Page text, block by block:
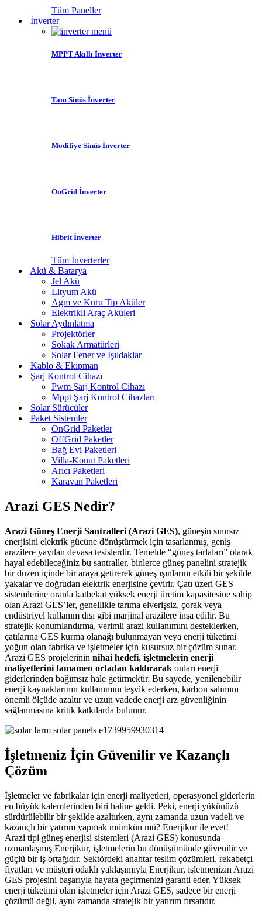
Tüm Paneller
İnverter
MPPT Akıllı İnverter
Tam Sinüs İnverter
Modifiye Sinüs İnverter
OnGrid İnverter
Hibrit İnverter
Tüm İnverterler
Akü & Batarya
Jel Akü
Lityum Akü
Agm ve Kuru Tip Aküler
Elektrikli Araç Aküleri
Solar Aydınlatma
Projektörler
Sokak Armatürleri
Solar Fener ve Işıldaklar
Kablo & Ekipman
Şarj Kontrol Cihazı
Pwm Şarj Kontrol Cihazı
Mppt Şarj Kontrol Cihazları
Solar Sürücüler
Paket Sistemler
OnGrid Paketler
OffGrid Paketler
Bağ Evi Paketleri
Villa-Konut Paketleri
Arıcı Paketleri
Karavan Paketleri
Arazi GES Nedir?
Arazi Güneş Enerji Santralleri (Arazi GES), güneşin sınırsız
enerjisini elektrik gücüne dönüştürmek için tasarlanmış, geniş
arazilere yayılan devasa tesislerdir. Temelde “güneş tarlaları” olarak
hayal edebileceğiniz bu santraller, binlerce güneş panelini stratejik
bir düzen içinde bir araya getirerek güneş ışınlarını etkili bir şekilde
yakalar ve doğrudan elektrik enerjisine çevirir. Çatı üzeri GES
sistemlerine oranla katbekat yüksek enerji üretim kapasitesine sahip
olan Arazi GES’ler, genellikle tarıma elverişsiz, çorak veya
endüstriyel kullanım dışı gibi marjinal arazilere inşa edilir. Bu
stratejik konumlandırma, verimli arazi kullanımını desteklerken,
çatılarına GES kurma olanağı bulunmayan veya enerji tüketimi
yoğun olan fabrika ve işletmeler için kusursuz bir çözüm sunar.
Arazi GES projelerinin nihai hedefi, işletmelerin enerji
maliyetlerini tamamen ortadan kaldırarak onları enerji
giderlerinden bağımsız hale getirmektir. Bu sayede, yenilenebilir
enerji kaynaklarının kullanımını teşvik ederken, karbon salımını
önemli ölçüde azaltır ve uzun vadede enerji arz güvenliğinin
sağlanmasına kritik katkılarda bulunur.
İşletmeniz İçin Güvenilir ve Kazançlı
Çözüm
İşletmeler ve fabrikalar için enerji maliyetleri, operasyonel giderlerin
en büyük kalemlerinden biri haline geldi. Peki, enerji yükünüzü
sürdürülebilir bir şekilde azaltırken, aynı zamanda uzun vadeli ve
kazançlı bir yatırım yapmak mümkün mü? Enerjikur ile evet!
Arazi tipi güneş enerjisi sistemleri (Arazi GES) konusunda
uzmanlaşmış Enerjikur, işletmelerin bu dönüşümünde güvenilir ve
güçlü bir iş ortağıdır. Sektördeki anahtar teslim çözümleri, rekabetçi
fiyatları ve müşteri odaklı yaklaşımıyla Enerjikur, işletmenizin Arazi
GES projesini başarıyla hayata geçirmenizi garanti eder. Yüksek
enerji tüketimi olan işletmeler için Arazi GES, sadece bir enerji
çözümü değil, aynı zamanda stratejik bir yatırım fırsatıdır.